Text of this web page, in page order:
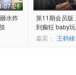
07-21
水炸
第11期会员版
到癫狂 baby
膜拜
嘉宾： 王鹤棣